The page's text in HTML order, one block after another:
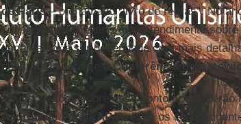
de Paris– o chamado “livro de regras”. No
conseguiram chegar a um entendimento
documento, a ser desenhada com mais
confirmada durante aConferência de
As discussões sobre esse ponto acontecerão
Acordo de Paris (APA). Para os co-